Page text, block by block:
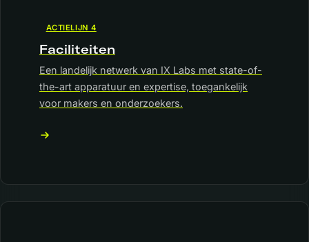
ACTIELIJN 4
Faciliteiten
Een landelijk netwerk van IX Labs met state-of-
the-art apparatuur en expertise, toegankelijk
voor makers en onderzoekers.